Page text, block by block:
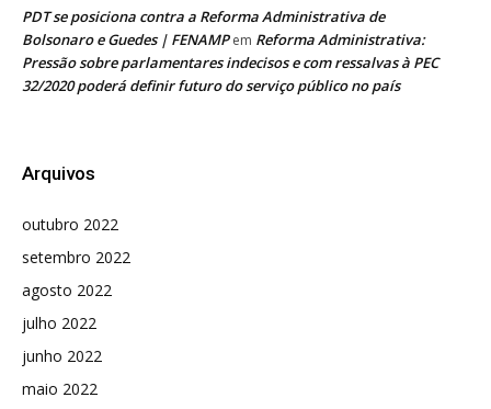
PDT se posiciona contra a Reforma Administrativa de
Bolsonaro e Guedes | FENAMPem Reforma Administrativa:
Pressão sobre parlamentares indecisos e com ressalvas à PEC
32/2020 poderá definir futuro do serviço público no país
Arquivos
outubro 2022
setembro 2022
agosto 2022
julho 2022
junho 2022
maio 2022